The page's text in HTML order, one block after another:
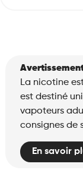
La nicotine
est destiné
vapoteurs
consignes de
En savoir